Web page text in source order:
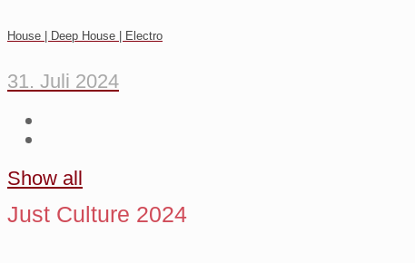
House | Deep House | Electro
31. Juli 2024
Show all
Just Culture 2024